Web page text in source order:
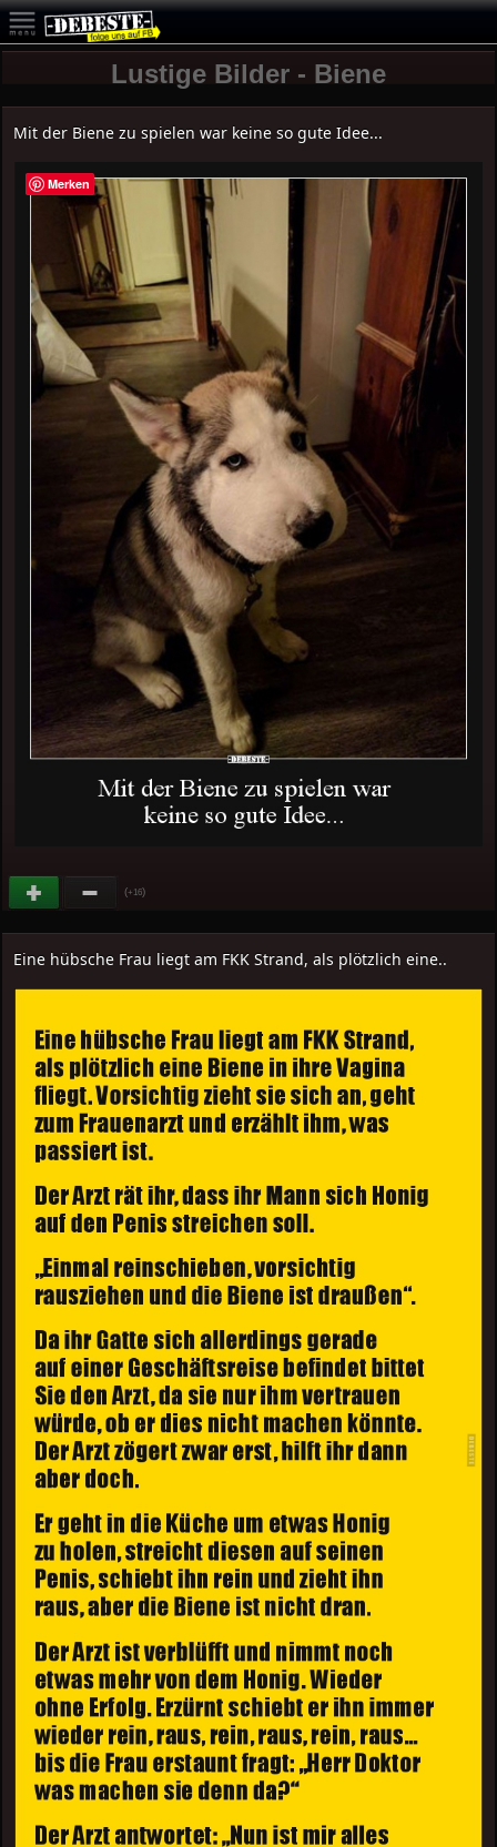
Lustige Bilder - Biene
Mit der Biene zu spielen war keine so gute Idee...
(+16)
Eine hübsche Frau liegt am FKK Strand, als plötzlich eine..
Merken